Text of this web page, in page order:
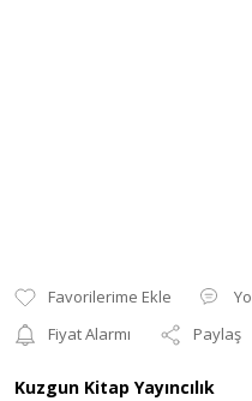
Fiyat Alarmı
Paylaş
Kuzgun Kitap Yayıncılık